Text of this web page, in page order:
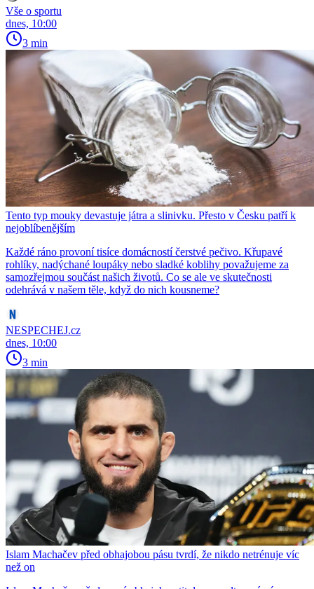
Vše o sportu
dnes, 10:00
3 min
Tento typ mouky devastuje játra a slinivku. Přesto v Česku patří k
nejoblíbenějším
Každé ráno provoní tisíce domácností čerstvé pečivo. Křupavé
rohlíky, nadýchané loupáky nebo sladké koblihy považujeme za
samozřejmou součást našich životů. Co se ale ve skutečnosti
odehrává v našem těle, když do nich kousneme?
NESPECHEJ.cz
dnes, 10:00
3 min
Islam Machačev před obhajobou pásu tvrdí, že nikdo netrénuje víc
než on